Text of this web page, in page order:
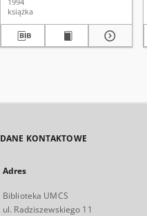
książka
DANE KONTAKTOWE
Adres
Biblioteka UMCS
ul. Radziszewskiego 11